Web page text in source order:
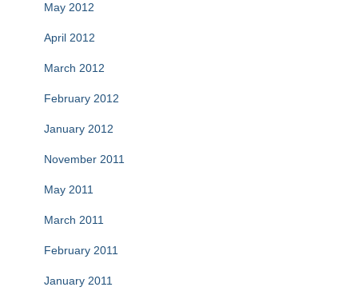
May 2012
April 2012
March 2012
February 2012
January 2012
November 2011
May 2011
March 2011
February 2011
January 2011